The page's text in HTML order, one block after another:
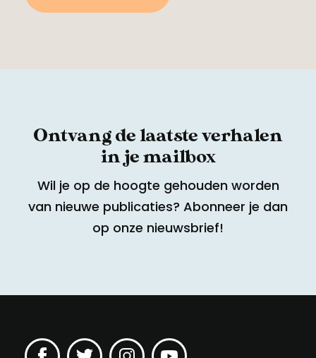
Ontvang de laatste verhalen
in je mailbox
Wil je op de hoogte gehouden worden
van nieuwe publicaties? Abonneer je dan
op onze nieuwsbrief!